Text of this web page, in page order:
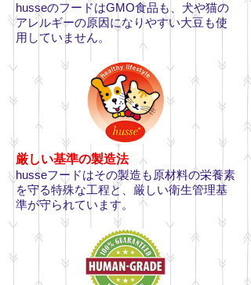
husseのフードはGMO食品も、犬や猫の
アレルギーの原因になりやすい大豆も使
用していません。
厳しい基準の製造法
husseフードはその製造も原材料の栄養素
を守る特殊な工程と、厳しい衛生管理基
準が守られています。